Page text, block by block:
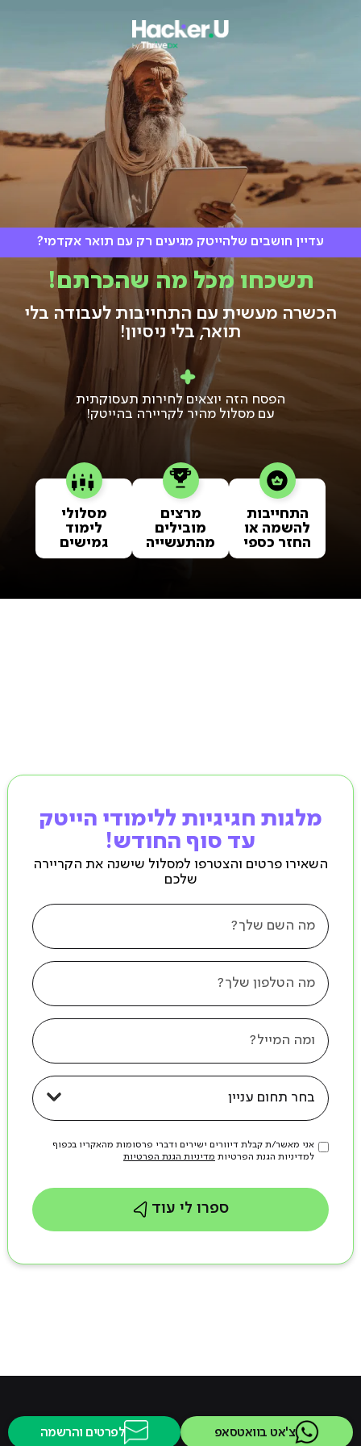
עדיין חושבים שלהייטק מגיעים רק עם תואר אקדמי?
תשכחו מכל מה שהכרתם!
הכשרה מעשית עם התחייבותלעבודה בלי
תואר, בלי ניסיון!
הפסח הזה יוצאים לחירות תעסוקתית
עם מסלול מהיר לקריירה בהייטק!
התחייבות
להשמה או
החזר כספי
מרצים
מובילים
מהתעשייה
מסלולי
לימוד
גמישים
מלגות חגיגיות ללימודי הייטק
עד סוף החודש!
השאירו פרטים והצטרפו למסלול שישנה את הקריירה
שלכם
אני מאשר/ת קבלת דיוורים ישירים ודברי פרסומות מהאקריו בכפוף
למדיניות הגנת הפרטיותמדיניות הגנת הפרטיות
ספרו לי עוד
צ'אט בוואטסאפ לפרטים והרשמה